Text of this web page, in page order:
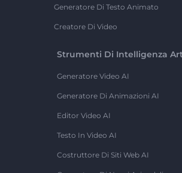
Generatore Di Testo Animato
Creatore Di Video
Strumenti Di Intelligenza
Generatore Video AI
Generatore Di Animazioni AI
Editor Video AI
Testo In Video AI
Costruttore Di Siti Web AI